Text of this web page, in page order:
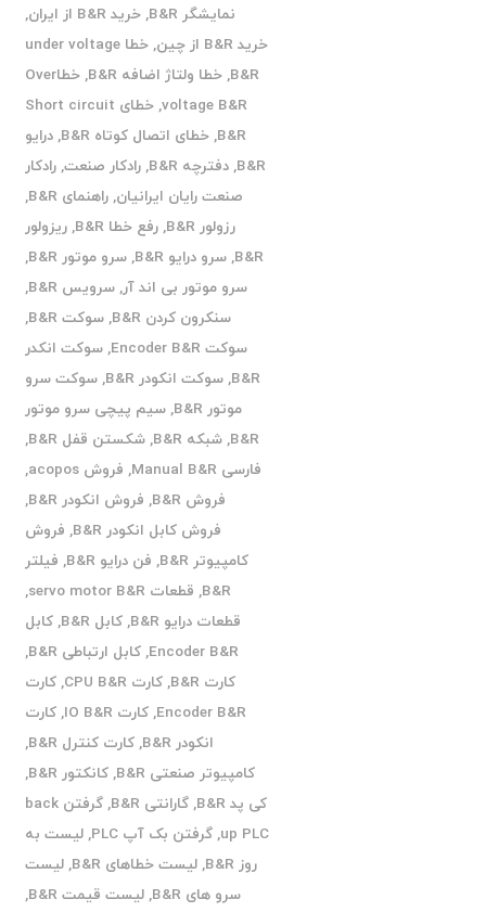
نمایشگر B&R ,خرید B&R از ایران
,
خرید B&R از چین
,
خطا under voltage
B&R
,خطا ولتاژ اضافه B&R ,
خطاOver
voltage B&R
,
خطای Short circuit
B&R
,خطای اتصال کوتاه B&R ,درایو
B&R
,دفترچه B&R ,رادکار صنعت,رادکار
صنعت رایان ایرانیان,راهنمای B&R
,
رزولور B&R
,رفع خطا B&R ,ریزولور
B&R
,سرو درایو B&R ,سرو موتور B&R
,
سرو موتور بی اند آر,سرویس B&R
,
سنکرون کردن B&R
,سوکت B&R
,
سوکت Encoder B&R
,سوکت انکدر
B&R
,سوکت انکودر B&R ,سوکت سرو
موتور B&R
,سیم پیچی سرو موتور
B&R
,شبکه B&R ,شکستن قفل B&R
,
فارسی Manual B&R
, فروش acopos
,
فروش B&R
, فروش انکودر B&R
,
فروش کابل انکودر B&R
, فروش
کامپیوتر B&R
, فن درایو B&R , فیلتر
B&R
, قطعات servo motor B&R
,
قطعات درایو B&R
,کابل B&R ,کابل
Encoder B&R
,کابل ارتباطی B&R
,
کارت B&R
,کارت CPU B&R ,کارت
Encoder B&R
,کارت IO B&R ,کارت
انکودر B&R
,کارت کنترل B&R
,
کامپیوتر صنعتی B&R
,کانکتور B&R
,
کی پد B&R
,گارانتی B&R ,
گرفتن back
up PLC
,گرفتن بک آپ PLC ,لیست به
روز B&R
,لیست خطاهای B&R ,لیست
سرو های B&R
,لیست قیمت B&R
,